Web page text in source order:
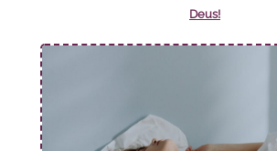
Deus!